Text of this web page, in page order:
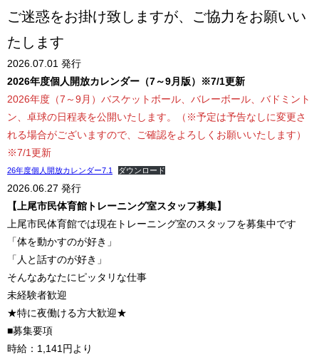
ご迷惑をお掛け致しますが、ご協力をお願いい
たします
2026.07.01 発行
2026年度個人開放カレンダー（7～9月版）※7/1更新
2026年度（7～9月）バスケットボール、バレーボール、バドミント
ン、卓球の日程表を公開いたします。（※予定は予告なしに変更さ
れる場合がございますので、ご確認をよろしくお願いいたします）
※7/1更新
26年度個人開放カレンダー7.1 ダウンロード
2026.06.27 発行
【上尾市民体育館トレーニング室スタッフ募集】
上尾市民体育館では現在トレーニング室のスタッフを募集中です
「体を動かすのが好き」
「人と話すのが好き」
そんなあなたにピッタリな仕事
未経験者歓迎
★特に夜働ける方大歓迎★
■募集要項
時給：1,141円より